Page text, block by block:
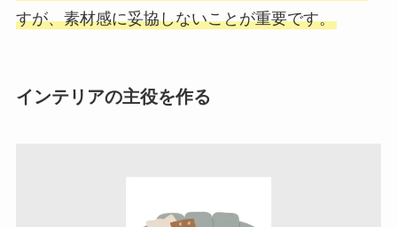
すが、素材感に妥協しないことが重要です。
インテリアの主役を作る